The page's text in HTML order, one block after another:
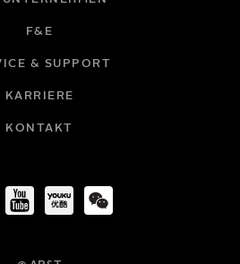
F&E
& SUPPORT
KARRIERE
KONTAKT